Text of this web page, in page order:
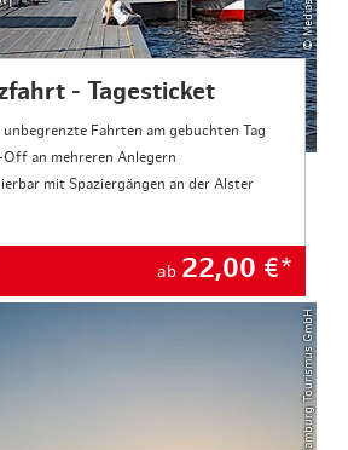
- Tagesticket
Fahrten am gebuchten Tag
an mehreren Anlegern
mit Spaziergängen an der Alster
ab 22,00 €*
© Hamburg Tourismus GmbH